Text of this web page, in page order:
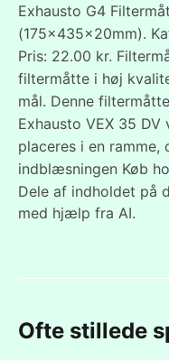
Exhausto G4
(175x435x20mm).
Pris: 22.00 kr.
filtermåtte i høj
mål. Denne
Exhausto VEX 35
placeres i en
indblæsningen Køb
Dele af indholdet på
med hjælp fra AI.
Ofte stillede